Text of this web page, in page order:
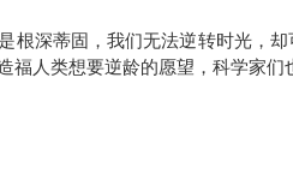
根深蒂固，我们无法逆转时光，
福人类想要逆龄的愿望，科学家们